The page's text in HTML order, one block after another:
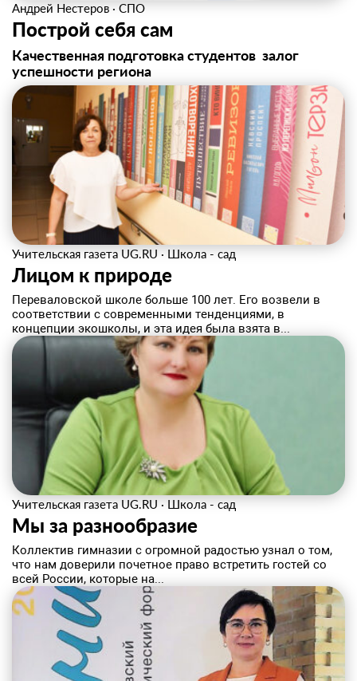
Андрей Нестеров · СПО
Построй себя сам
Качественная подготовка студентов ­ залог
успешности региона
Учительская газета UG.RU · Школа - сад
Лицом к природе
Переваловской школе больше 100 лет. Его возвели в
соответствии с современными тенденциями, в
концепции эко­школы, и эта идея была взята в...
Учительская газета UG.RU · Школа - сад
Мы за разнообразие
Коллектив гимназии с огромной радостью узнал о том,
что нам доверили почетное право встретить гостей со
всей России, которые на...